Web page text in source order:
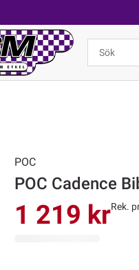
POC
POC Cadence
1 219 krRek.